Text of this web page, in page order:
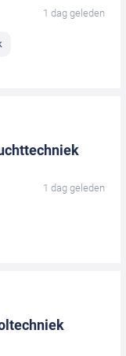
1 dag geleden
1 dag geleden